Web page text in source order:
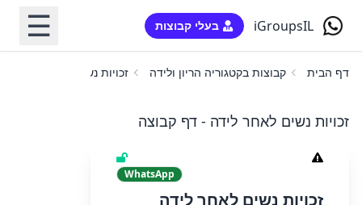
iGroupsIL בעלי קבוצות ☰
דף הבית קבוצות בקטגוריה הריון ולידה זכויות נשים לאחר לידה
זכויות נשים לאחר לידה - דף קבוצה
WhatsApp
זכויות נשים לאחר לידה